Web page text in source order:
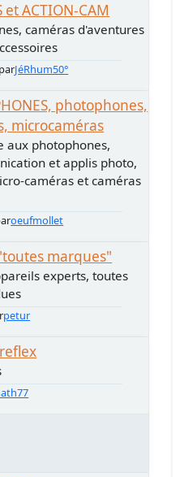
et ACTION-CAM
caméras d'aventures
parJéRhum50°
photophones,
microcaméras
aux photophones,
et applis photo,
caméras et caméras
oeufmollet
marques"
experts, toutes
petur